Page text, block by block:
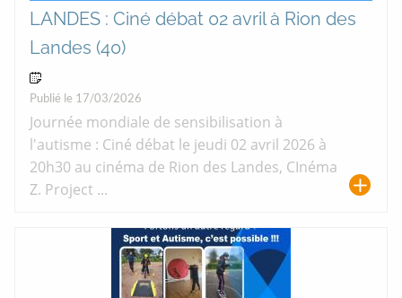
LANDES : Ciné débat 02 avril à Rion des
Landes (40)
Publié le 17/03/2026
Journée mondiale de sensibilisation à
l'autisme : Ciné débat le jeudi 02 avril 2026 à
20h30 au cinéma de Rion des Landes, CInéma
Z. Project ...